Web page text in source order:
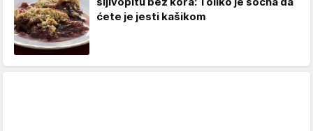
ćete je jesti kašikom